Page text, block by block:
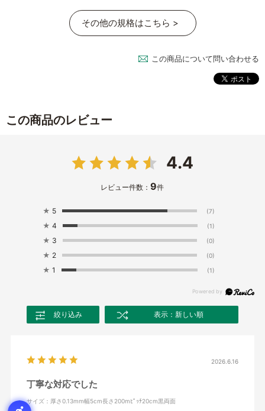
その他の規格はこちら >
この商品について問い合わせる
この商品のレビュー
4.4
レビュー件数：9件
★ 5 (7)
★ 4 (1)
★ 3 (0)
★ 2 (0)
★ 1 (1)
絞り込み 表示：新しい順
2026.6.16
丁寧な対応でした
サイズ：厚さ0.13mm幅5cm長さ200mﾋﾟｯﾁ20cm黒両面